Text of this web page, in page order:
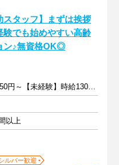
スタッフ】まずは挨拶
験でも始めやすい高齢
ン♪無資格OK◎
【経験者】時給1550円～【未経験】時給1300円～ ※交通費全額
以上
ルバー歓迎